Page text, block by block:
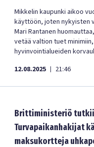
Mikkelin kaupunki aikoo
käyttöön, joten nykyisten
Mari Rantanen
vetää valtion tuet
hyvinvointialueiden
12.08.2025 | 21:46
Brittiministeriö
Turvapaikanhakijat
maksukortteja